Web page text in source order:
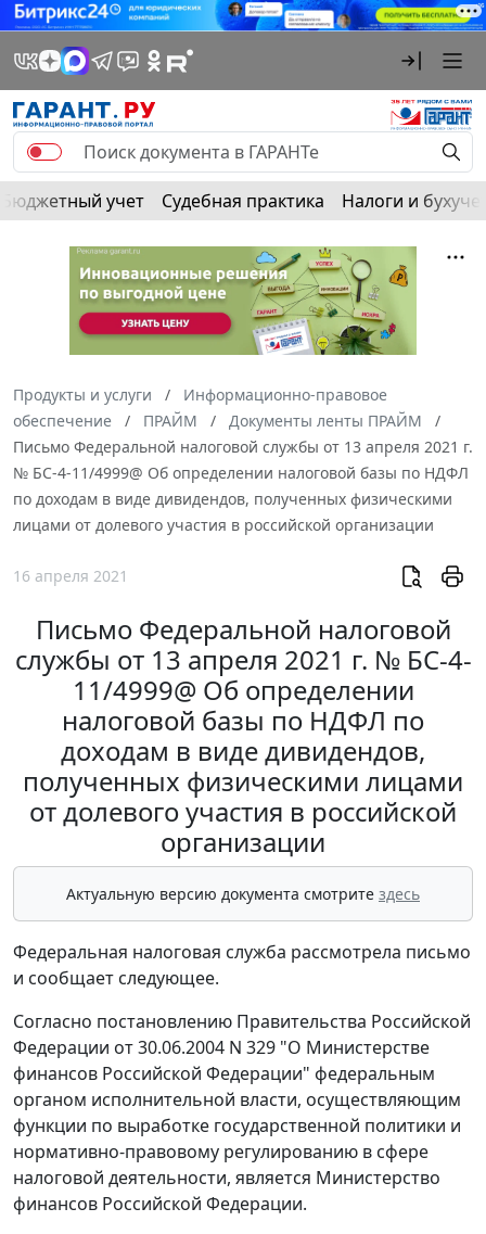
Бюджетный учет Судебная практика Налоги и
Продукты и услуги
Информационно-правовое
обеспечение
ПРАЙМ
Документы ленты ПРАЙМ
Письмо Федеральной налоговой службы от 13 апреля 2021 г.
№ БС-4-11/4999@ Об определении налоговой базы по НДФЛ
по доходам в виде дивидендов, полученных физическими
лицами от долевого участия в российской организации
16 апреля 2021
Письмо Федеральной налоговой
службы от 13 апреля 2021 г. № БС-4-
11/4999@ Об определении
налоговой базы по НДФЛ по
доходам в виде дивидендов,
полученных физическими лицами
от долевого участия в российской
организации
Актуальную версию документа смотрите здесь
Федеральная налоговая служба рассмотрела письмо
и сообщает следующее.
Согласно постановлению Правительства Российской
Федерации от 30.06.2004 N 329 "О Министерстве
финансов Российской Федерации" федеральным
органом исполнительной власти, осуществляющим
функции по выработке государственной политики и
нормативно-правовому регулированию в сфере
налоговой деятельности, является Министерство
финансов Российской Федерации.